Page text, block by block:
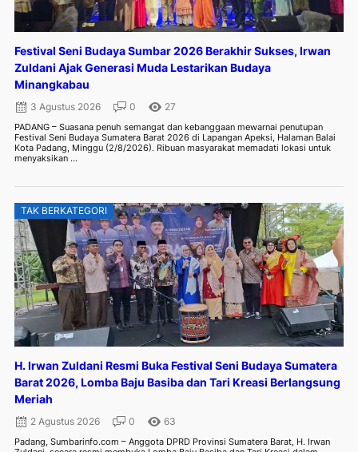
Festival Seni Budaya Sumbar 2026 Berakhir Sukses, Irwan
Zuldani Ajak Generasi Muda Lestarikan Budaya
Minangkabau
3 Agustus 2026 0 27
PADANG – Suasana penuh semangat dan kebanggaan mewarnai penutupan
Festival Seni Budaya Sumatera Barat 2026 di Lapangan Apeksi, Halaman Balai
Kota Padang, Minggu (2/8/2026). Ribuan masyarakat memadati lokasi untuk
menyaksikan ...
TAK BERKATEGORI
H. Irwan Zuldani Resmi Buka Festival Seni Budaya Sumatera
Barat 2026, Lomba Baju Basiba dan Tari Kreasi Berlangsung
Meriah
2 Agustus 2026 0 63
Padang, Sumbarinfo.com – Anggota DPRD Provinsi Sumatera Barat, H. Irwan